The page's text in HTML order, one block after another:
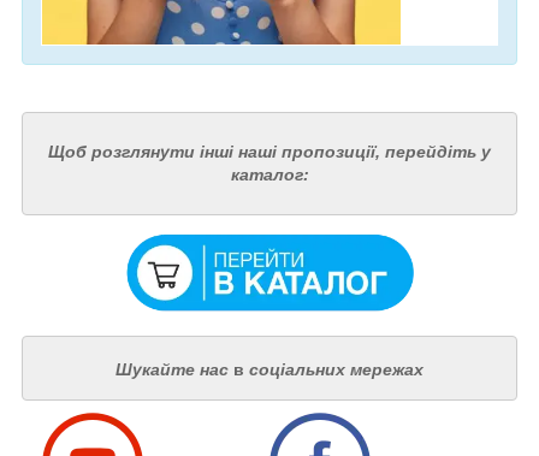
Щоб розглянути інші наші пропозиції, перейдіть у
каталог:
Шукайте нас в соціальних мережах